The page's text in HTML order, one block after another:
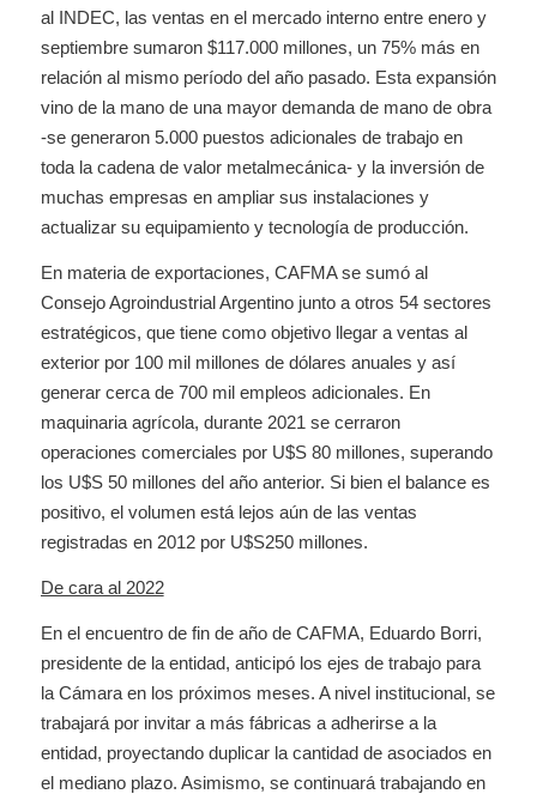
al INDEC, las ventas en el mercado interno entre enero y
septiembre sumaron $117.000 millones, un 75% más en
relación al mismo período del año pasado. Esta expansión
vino de la mano de una mayor demanda de mano de obra
-se generaron 5.000 puestos adicionales de trabajo en
toda la cadena de valor metalmecánica- y la inversión de
muchas empresas en ampliar sus instalaciones y
actualizar su equipamiento y tecnología de producción.
En materia de exportaciones, CAFMA se sumó al
Consejo Agroindustrial Argentino junto a otros 54 sectores
estratégicos, que tiene como objetivo llegar a ventas al
exterior por 100 mil millones de dólares anuales y así
generar cerca de 700 mil empleos adicionales. En
maquinaria agrícola, durante 2021 se cerraron
operaciones comerciales por U$S 80 millones, superando
los U$S 50 millones del año anterior. Si bien el balance es
positivo, el volumen está lejos aún de las ventas
registradas en 2012 por U$S250 millones.
De cara al 2022
En el encuentro de fin de año de CAFMA, Eduardo Borri,
presidente de la entidad, anticipó los ejes de trabajo para
la Cámara en los próximos meses. A nivel institucional, se
trabajará por invitar a más fábricas a adherirse a la
entidad, proyectando duplicar la cantidad de asociados en
el mediano plazo. Asimismo, se continuará trabajando en